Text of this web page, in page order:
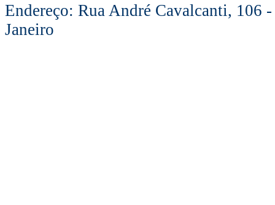
Endereço: Rua André Cavalcanti, 106
Janeiro